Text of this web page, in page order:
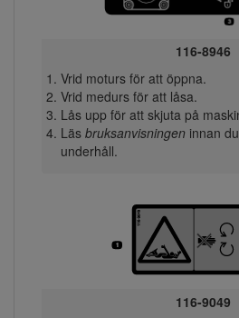
116-8946
Vrid moturs för att öppna.
Vrid medurs för att låsa.
Lås upp för att skjuta på
Läs bruksanvisningeninnan
underhåll.
116-9049